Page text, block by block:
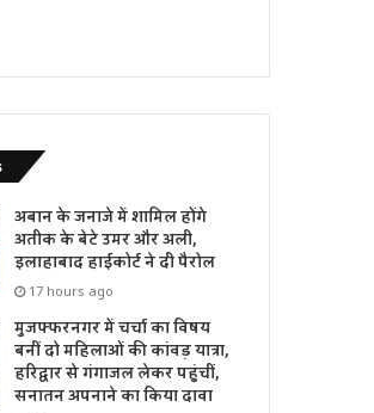
अबान के जनाजे में शामिल होंगे
अतीक के बेटे उमर और अली,
इलाहाबाद हाईकोर्ट ने दी पैरोल
17 hours ago
मुजफ्फरनगर में चर्चा का विषय
बनीं दो महिलाओं की कांवड़ यात्रा,
हरिद्वार से गंगाजल लेकर पहुंचीं,
सनातन अपनाने का किया दावा